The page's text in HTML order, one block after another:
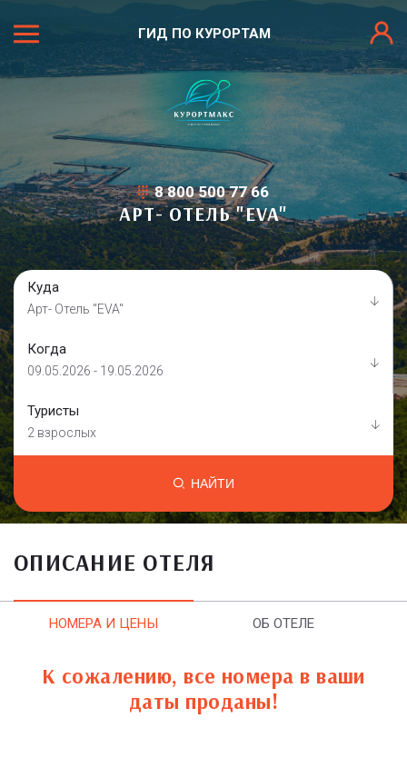
ГИД ПО КУРОРТАМ
8 800 500 77 66
АРТ- ОТЕЛЬ "EVA"
Куда
Арт- Отель "EVA"
Когда
09.05.2026 - 19.05.2026
Туристы
2 взрослых
НАЙТИ
ОПИСАНИЕ ОТЕЛЯ
НОМЕРА И ЦЕНЫ ОБ ОТЕЛЕ
К сожалению, все номера в ваши
даты проданы!